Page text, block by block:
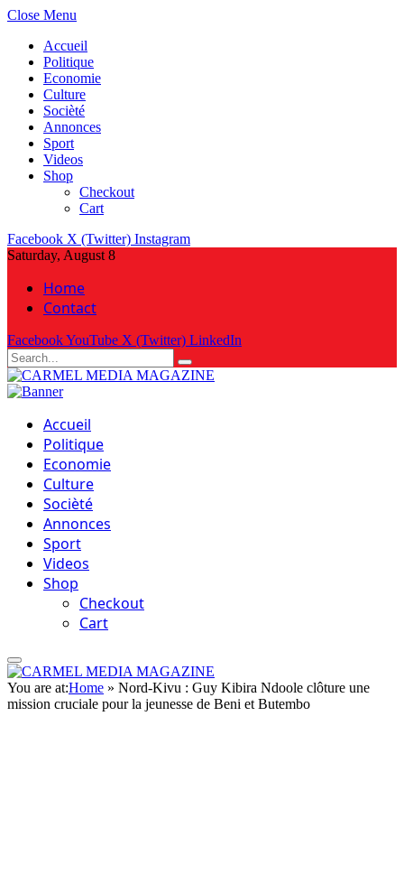
Close Menu
Accueil
Politique
Economie
Culture
Socièté
Annonces
Sport
Videos
Shop
Checkout
Cart
Facebook X (Twitter) Instagram
Saturday, August 8
Home
Contact
FacebookYouTube X (Twitter) LinkedIn
Accueil
Politique
Economie
Culture
Socièté
Annonces
Sport
Videos
Shop
Checkout
Cart
You are at:Home » Nord-Kivu : Guy Kibira Ndoole clôture une
mission cruciale pour la jeunesse de Beni et Butembo